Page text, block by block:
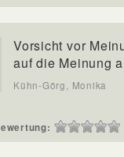
Vorsicht vor
auf die Meinung
Kühn-Görg, Monika